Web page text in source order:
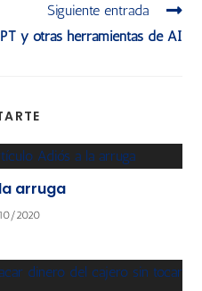
Siguiente entrada
y otras herramientas de AI
arruga
2020